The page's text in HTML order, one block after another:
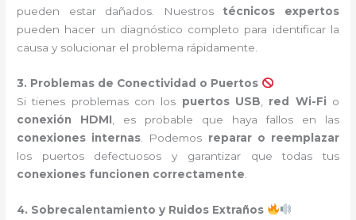
pueden estar dañados. Nuestros técnicos expertos
pueden hacer un diagnóstico completo para identificar la
causa y solucionar el problema rápidamente.
3. Problemas de Conectividad o Puertos
Si tienes problemas con los puertos USB red Wi-Fi o
conexión HDMI , es probable que haya fallos en las
conexiones internas . Podemos reparar o reemplazar
los puertos defectuosos y garantizar que todas tus
conexiones funcionen correctamente
4. Sobrecalentamiento y Ruidos Extraños